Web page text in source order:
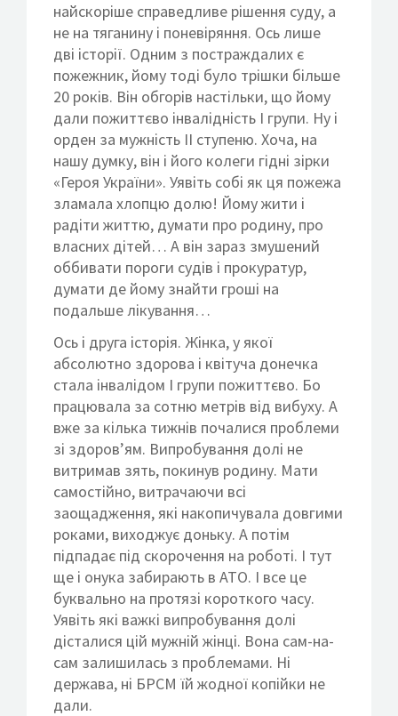
найскоріше справедливе рішення суду, а
не на тяганину і поневіряння. Ось лише
дві історії. Одним з постраждалих є
пожежник, йому тоді було трішки більше
20 років. Він обгорів настільки, що йому
дали пожиттєво інвалідність І групи. Ну і
орден за мужність ІІ ступеню. Хоча, на
нашу думку, він і його колеги гідні зірки
«Героя України». Уявіть собі як ця пожежа
зламала хлопцю долю! Йому жити і
радіти життю, думати про родину, про
власних дітей… А він зараз змушений
оббивати пороги судів і прокуратур,
думати де йому знайти гроші на
подальше лікування…
Ось і друга історія. Жінка, у якої
абсолютно здорова і квітуча донечка
стала інвалідом І групи пожиттєво. Бо
працювала за сотню метрів від вибуху. А
вже за кілька тижнів почалися проблеми
зі здоров’ям. Випробування долі не
витримав зять, покинув родину. Мати
самостійно, витрачаючи всі
заощадження, які накопичувала довгими
роками, виходжує доньку. А потім
підпадає під скорочення на роботі. І тут
ще і онука забирають в АТО. І все це
буквально на протязі короткого часу.
Уявіть які важкі випробування долі
дісталися цій мужній жінці. Вона сам-на-
сам залишилась з проблемами. Ні
держава, ні БРСМ їй жодної копійки не
дали.